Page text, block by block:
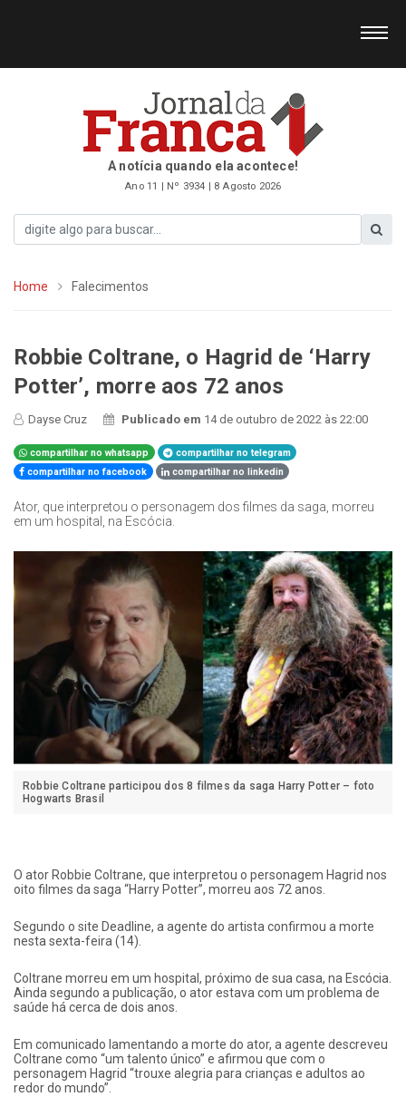
A notícia quando ela acontece!
Ano 11 | Nº 3934 | 8 Agosto 2026
Home Falecimentos
Robbie Coltrane, o Hagrid de ‘Harry
Potter’, morre aos 72 anos
Dayse Cruz Publicado em 14 de outubro de 2022 às 22:00
compartilhar no whatsapp
compartilhar no telegram
compartilhar no facebook
compartilhar no linkedin
Ator, que interpretou o personagem dos filmes da saga, morreu
em um hospital, na Escócia.
Robbie Coltrane participou dos 8 filmes da saga Harry Potter – foto
Hogwarts Brasil
O ator Robbie Coltrane, que interpretou o personagem Hagrid nos
oito filmes da saga “Harry Potter”, morreu aos 72 anos.
Segundo o site Deadline, a agente do artista confirmou a morte
nesta sexta-feira (14).
Coltrane morreu em um hospital, próximo de sua casa, na Escócia.
Ainda segundo a publicação, o ator estava com um problema de
saúde há cerca de dois anos.
Em comunicado lamentando a morte do ator, a agente descreveu
Coltrane como “um talento único” e afirmou que com o
personagem Hagrid “trouxe alegria para crianças e adultos ao
redor do mundo”.